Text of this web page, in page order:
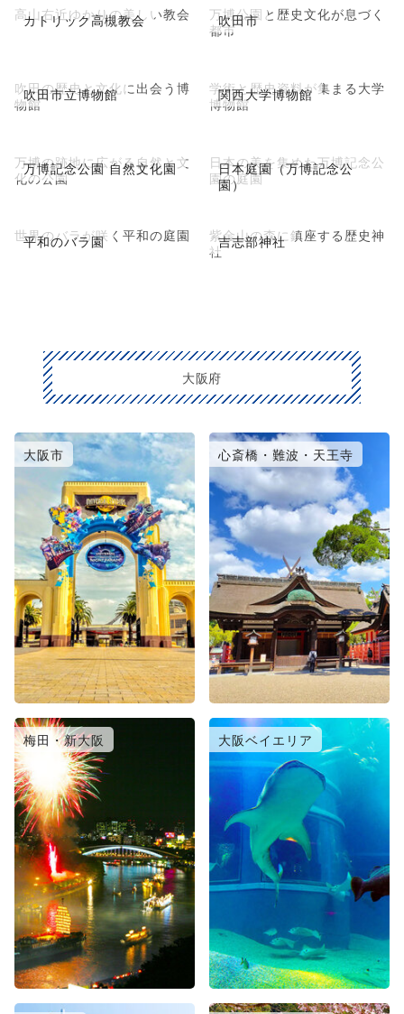
カトリック高槻教会
高山右近ゆかりの美しい教会 吹田市
万博公園と歴史文化が息づく
都市
吹田市立博物館
吹田の歴史と文化に出会う博
物館
関西大学博物館
学術と歴史資料が集まる大学
博物館
万博記念公園 自然文化園
万博の跡地に広がる自然と文
化の公園
日本庭園（万博記念公
園）
日本の美を集めた万博記念公
園の庭園
平和のバラ園
世界のバラが咲く平和の庭園 吉志部神社
紫金山の森に鎮座する歴史神
社
大阪府
大阪市 心斎橋・難波・天王寺
梅田・新大阪 大阪ベイエリア